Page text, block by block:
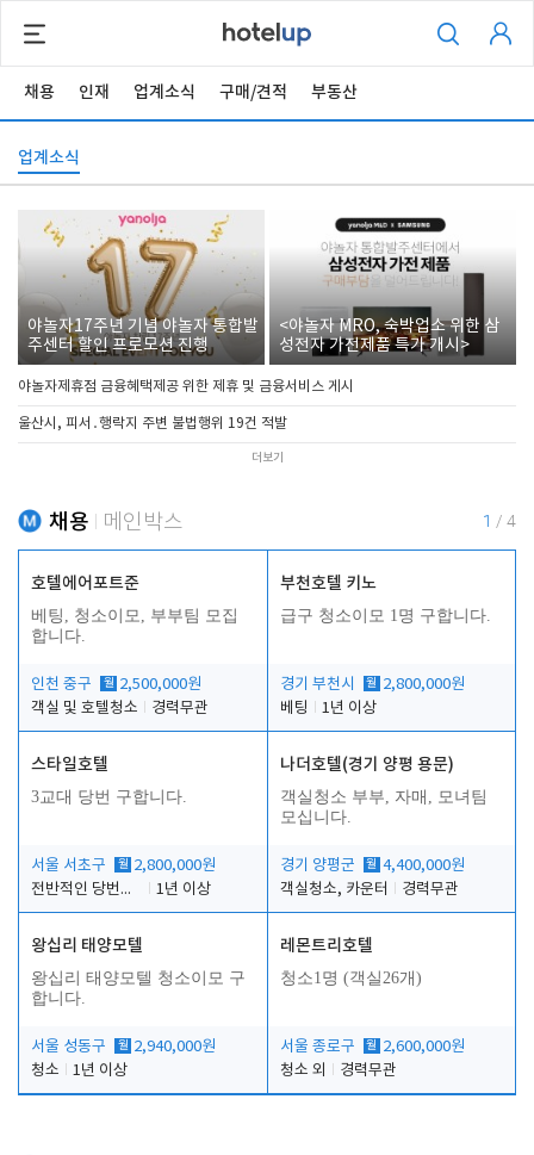
채용 인재 업계소식 구매/견적 부동산
업계소식
야놀자17주년 기념 야놀자 통합발
주센터 할인 프로모션 진행
<야놀자 MRO, 숙박업소 위한 삼
성전자 가전제품 특가 개시>
야놀자제휴점 금융혜택제공 위한 제휴 및 금융서비스 게시
울산시, 피서․행락지 주변 불법행위 19건 적발
더보기
채용 메인박스 1 / 4
호텔에어포트준
베팅, 청소이모, 부부팀 모집
합니다.
인천 중구 월 2,500,000원
객실 및 호텔청소
경력무관
부천호텔 키노
급구 청소이모 1명 구합니다.
경기 부천시 월 2,800,000원
베팅
1년 이상
스타일호텔
3교대 당번 구합니다.
서울 서초구 월 2,800,000원
전반적인 당번업무
1년 이상
나더호텔(경기 양평 용문)
객실청소 부부, 자매, 모녀팀
모십니다.
경기 양평군 월 4,400,000원
객실청소, 카운터
경력무관
왕십리 태양모텔
왕십리 태양모텔 청소이모 구
합니다.
서울 성동구 월 2,940,000원
청소
1년 이상
레몬트리호텔
청소1명 (객실26개)
서울 종로구 월 2,600,000원
청소 외
경력무관